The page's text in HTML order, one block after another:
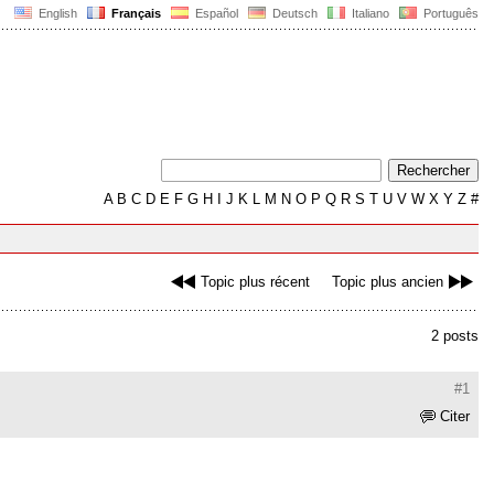
English Français Español Deutsch Italiano Português
AB C D E F G H J K L M N O P Q R S T U V W X Y Z #
Topic plus récent Topic plus ancien
2 posts
#1
Citer